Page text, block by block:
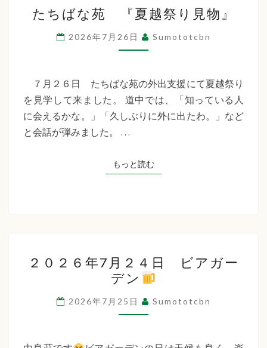
福
祉
会
ち
ば
な
『夏
越
祭
物』
たちばな苑 『夏越祭り見物』
2026年7月26日 Sumototcbn
７月２６日 たちばな苑の外出支援にて夏越祭り
を見学して来ました。 道中では、「知っている人
に会えるかな。」「久しぶりに外に出たわ。」など
と会話が弾みました。 …
もっと読むもっと読む
０
２
６
年
２０２６年7月２４日 ビアガー
デン
2026年7月25日 Sumototcbn